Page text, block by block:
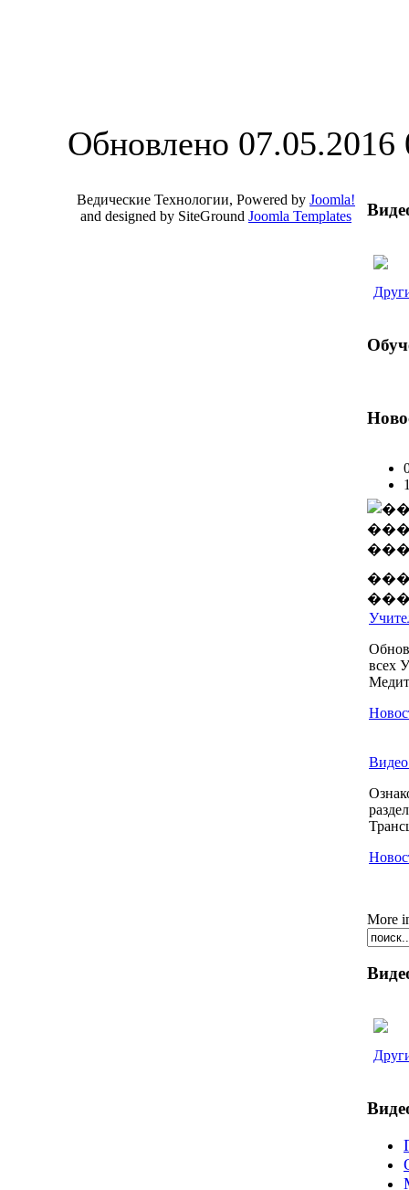
Обновлено 07.05.2016
всех
More
Ведические Технологии, Powered by Joomla!
and designed by SiteGround Joomla Templates